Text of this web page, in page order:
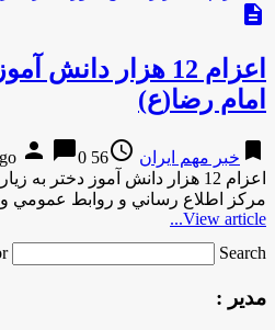
description
اعزام 12 هزار
امام رضا(ع)
bookmark خبر مهم ایران access_time
56 years ago
person chat_bubble0
اعزام 12 هزار دانش آموز دختر
مركز اطلاع رساني و روابط
View article...
Search …
مدیر :